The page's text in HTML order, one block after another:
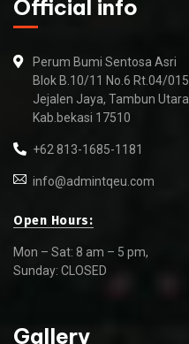
Official info
Perum Bumi Sentosa Asri
Blok B.10/11 No.6 Rt.04/015
Jejalen Jaya, Tambun Utara
Kab.bekasi 17510
+62 813-1685-1181
info@admintqeu.com
Open Hours:
Mon – Sat: 8 am – 5 pm,
Sunday: CLOSED
Gallery